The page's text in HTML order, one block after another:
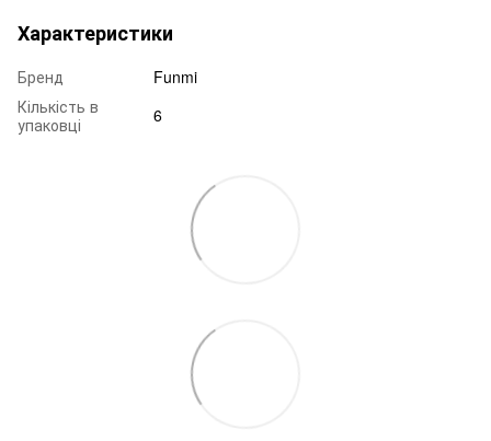
Характеристики
Бренд
Funmi
Кількість в
упаковці
6